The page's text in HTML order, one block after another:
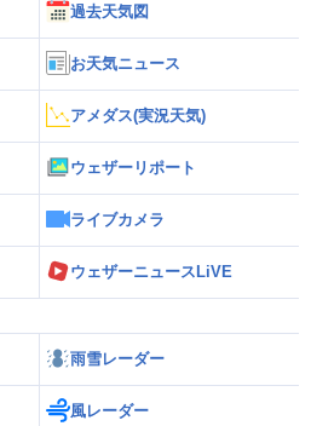
過去天気図
お天気ニュース
アメダス(実況天気)
ウェザーリポート
ライブカメラ
ウェザーニュースLiVE
雨雪レーダー
風レーダー